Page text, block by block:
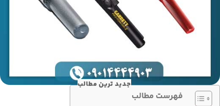
جدید ترین مطالب
فهرست مطالب